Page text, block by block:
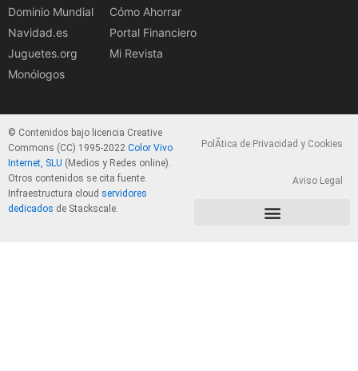
Dominio Mundial
Navidad.es
Juguetes.org
Monólogos
Cómo Ahorrar
Portal Financiero
Mi Revista
© Contenidos bajo licencia Creative
Commons (CC) 1995-2022 Color Vivo
Internet, SLU (Medios y Redes online).
Otros contenidos se cita fuente.
Infraestructura cloud servidores
dedicados de Stackscale.
PolÃ­tica de Privacidad y Cookies
Aviso Legal